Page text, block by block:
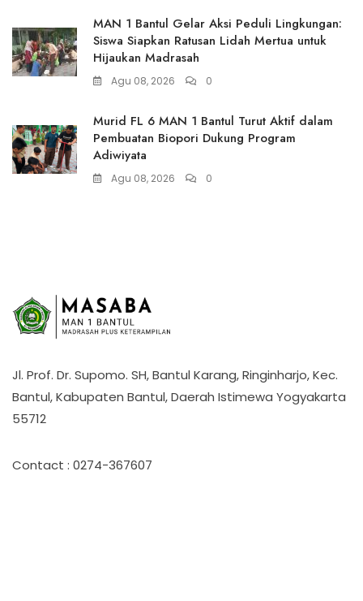
MAN 1 Bantul Gelar Aksi Peduli Lingkungan:
Siswa Siapkan Ratusan Lidah Mertua untuk
Hijaukan Madrasah
Agu 08, 2026 0
Murid FL 6 MAN 1 Bantul Turut Aktif dalam
Pembuatan Biopori Dukung Program
Adiwiyata
Agu 08, 2026 0
Jl. Prof. Dr. Supomo. SH, Bantul Karang, Ringinharjo, Kec.
Bantul, Kabupaten Bantul, Daerah Istimewa Yogyakarta
55712
Contact : 0274-367607